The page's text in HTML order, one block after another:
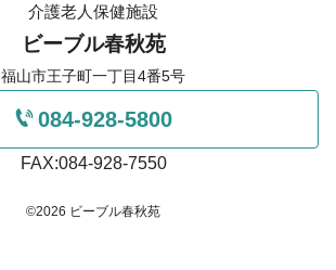
介護老人保健施設
ビーブル春秋苑
福山市王子町一丁目4番5号
084-928-5800
FAX:084-928-7550
©2026 ビーブル春秋苑